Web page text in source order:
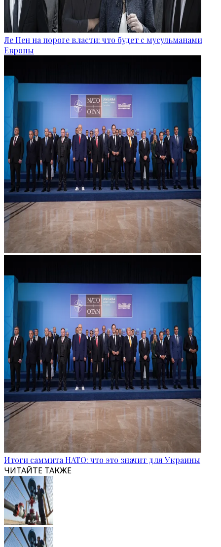
Ле Пен на пороге власти: что будет с мусульманами
Европы
Итоги саммита НАТО: что это значит для Украины
ЧИТАЙТЕ ТАКЖЕ